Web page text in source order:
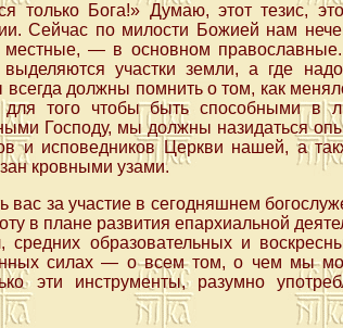
только Бога!» Думаю, этот тезис,
Сейчас по милости Божией нам
местные, — в основном
выделяются участки земли, а где
должны помнить о том, как
того чтобы быть способными в
Господу, мы должны назидаться
и исповедников Церкви нашей, а
кровными узами.
вас за участие в сегодняшнем
в плане развития епархиальной
средних образовательных и
силах — о всем том, о чем мы
эти инструменты, разумно